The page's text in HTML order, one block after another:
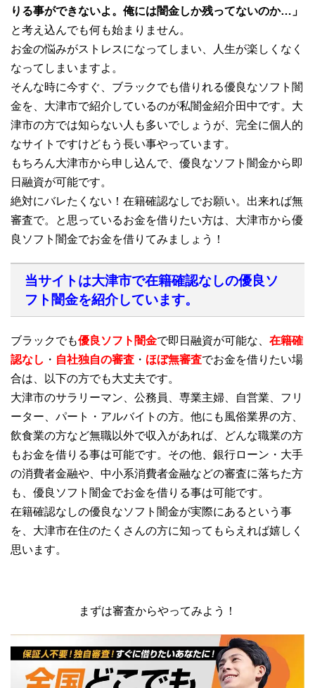
りる事ができないよ。俺には闇金しか残ってないのか…」
と考え込んでも何も始まりません。
お金の悩みがストレスになってしまい、人生が楽しくなく
なってしまいますよ。
そんな時に今すぐ、ブラックでも借りれる優良なソフト闇
金を、大津市で紹介しているのが私闇金紹介田中です。大
津市の方では知らない人も多いでしょうが、完全に個人的
なサイトですけどもう長い事やっています。
もちろん大津市から申し込んで、優良なソフト闇金から即
日融資が可能です。
絶対にバレたくない！在籍確認なしでお願い。出来れば無
審査で。と思っているお金を借りたい方は、大津市から優
良ソフト闇金でお金を借りてみましょう！
当サイトは大津市で在籍確認なしの優良ソ
フト闇金を紹介しています。
ブラックでも優良ソフト闇金で即日融資が可能な、 在籍確
認なし ・ 自社独自の審査 ・ ほぼ無審査でお金を借りたい場
合は、以下の方でも大丈夫です。
大津市のサラリーマン、公務員、専業主婦、自営業、フリ
ーター、パート・アルバイトの方。他にも風俗業界の方、
飲食業の方など無職以外で収入があれば、どんな職業の方
もお金を借りる事は可能です。その他、銀行ローン・大手
の消費者金融や、中小系消費者金融などの審査に落ちた方
も、優良ソフト闇金でお金を借りる事は可能です。
在籍確認なしの優良なソフト闇金が実際にあるという事
を、大津市在住のたくさんの方に知ってもらえれば嬉しく
思います。
まずは審査からやってみよう！